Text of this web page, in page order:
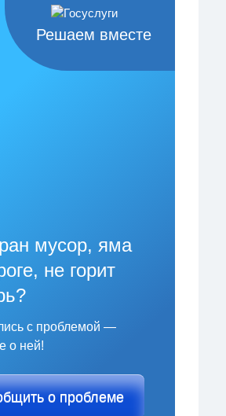
Решаем вместе
мусор, яма
не горит
с проблемой —
о ней!
о проблеме